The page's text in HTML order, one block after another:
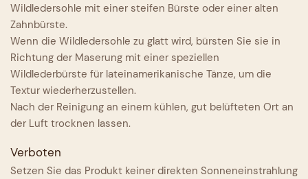
Wildledersohle mit einer steifen Bürste oder einer alten
Zahnbürste.
Wenn die Wildledersohle zu glatt wird, bürsten Sie sie in
Richtung der Maserung mit einer speziellen
Wildlederbürste für lateinamerikanische Tänze, um die
Textur wiederherzustellen.
Nach der Reinigung an einem kühlen, gut belüfteten Ort an
der Luft trocknen lassen.
Verboten
Setzen Sie das Produkt keiner direkten Sonneneinstrahlung